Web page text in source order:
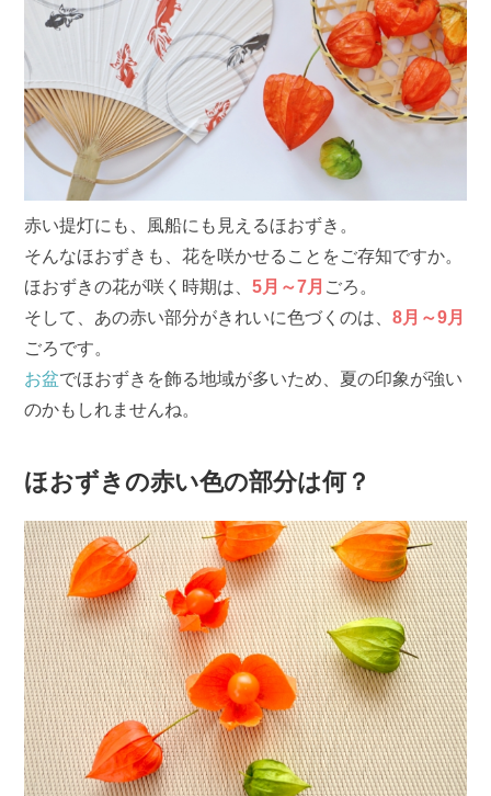
赤い提灯にも、風船にも見えるほおずき。
そんなほおずきも、花を咲かせることをご存知ですか。
ほおずきの花が咲く時期は、5月～7月 ごろ。
そして、あの赤い部分がきれいに色づくのは、8月～9月
ごろです。
お盆でほおずきを飾る地域が多いため、夏の印象が強い
のかもしれませんね。
ほおずきの赤い色の部分は何？